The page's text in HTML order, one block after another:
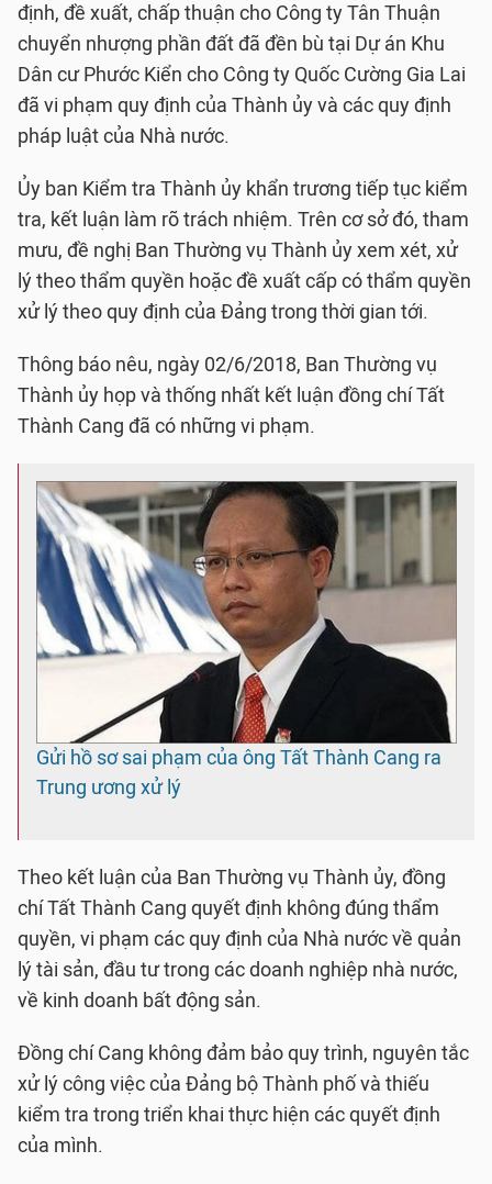
định, đề xuất, chấp thuận cho Công ty Tân Thuận
chuyển nhượng phần đất đã đền bù tại Dự án Khu
Dân cư Phước Kiển cho Công ty Quốc Cường Gia Lai
đã vi phạm quy định của Thành ủy và các quy định
pháp luật của Nhà nước.
Ủy ban Kiểm tra Thành ủy khẩn trương tiếp tục kiểm
tra, kết luận làm rõ trách nhiệm. Trên cơ sở đó, tham
mưu, đề nghị Ban Thường vụ Thành ủy xem xét, xử
lý theo thẩm quyền hoặc đề xuất cấp có thẩm quyền
xử lý theo quy định của Đảng trong thời gian tới.
Thông báo nêu, ngày 02/6/2018, Ban Thường vụ
Thành ủy họp và thống nhất kết luận đồng chí Tất
Thành Cang đã có những vi phạm.
Gửi hồ sơ sai phạm của ông Tất Thành Cang ra
Trung ương xử lý
Theo kết luận của Ban Thường vụ Thành ủy, đồng
chí Tất Thành Cang quyết định không đúng thẩm
quyền, vi phạm các quy định của Nhà nước về quản
lý tài sản, đầu tư trong các doanh nghiệp nhà nước,
về kinh doanh bất động sản.
Đồng chí Cang không đảm bảo quy trình, nguyên tắc
xử lý công việc của Đảng bộ Thành phố và thiếu
kiểm tra trong triển khai thực hiện các quyết định
của mình.